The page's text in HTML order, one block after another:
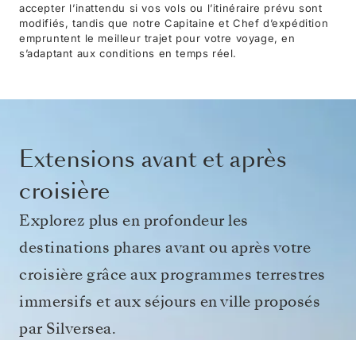
accepter l’inattendu si vos vols ou l’itinéraire prévu sont
modifiés, tandis que notre Capitaine et Chef d’expédition
empruntent le meilleur trajet pour votre voyage, en
s’adaptant aux conditions en temps réel.
Extensions avant et après
croisière
Explorez plus en profondeur les
destinations phares avant ou après votre
croisière grâce aux programmes terrestres
immersifs et aux séjours en ville proposés
par Silversea.